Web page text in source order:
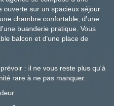
ouverte sur un spacieux séjour
chambre confortable, d'une
buanderie pratique. Vous
balcon et d'une place de
: il ne vous reste plus qu'à
rare à ne pas manquer.